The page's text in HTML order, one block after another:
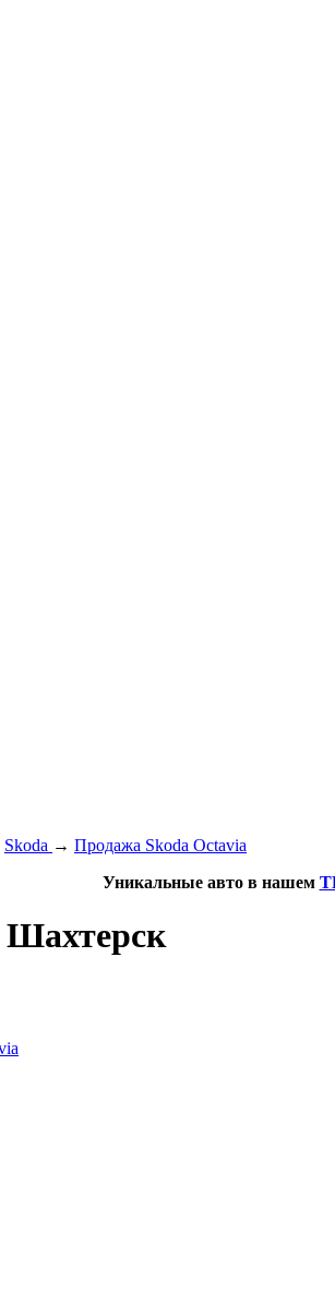
Skoda → Продажа Skoda Octavia
Уникальные авто в нашем
Шахтерск